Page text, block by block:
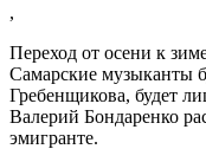
,
Переход от осени к
Самарские музыканты
Гребенщикова, будет
Валерий Бондаренко
эмигранте.